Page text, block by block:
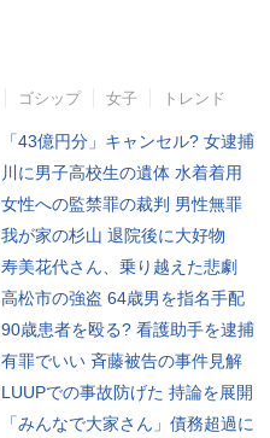
ゴシップ 女子 トレンド
「43億円分」キャンセル? 女逮捕
川に男子高校生の遺体 水着着用
女性への監禁罪の裁判 男性無罪
我が家の杉山 退院後に大好物
寿美花代さん、乗り越えた悲劇
高松市の強盗 64歳男を指名手配
90歳患者を殴る? 看護助手を逮捕
有罪でいい 斉藤被告の事件見解
LUUPでの事故防げた 持論を展開
「みんなで大家さん」債務超過に